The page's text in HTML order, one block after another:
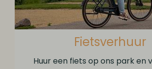
Fietsverhuur
Huur een fiets op ons park en